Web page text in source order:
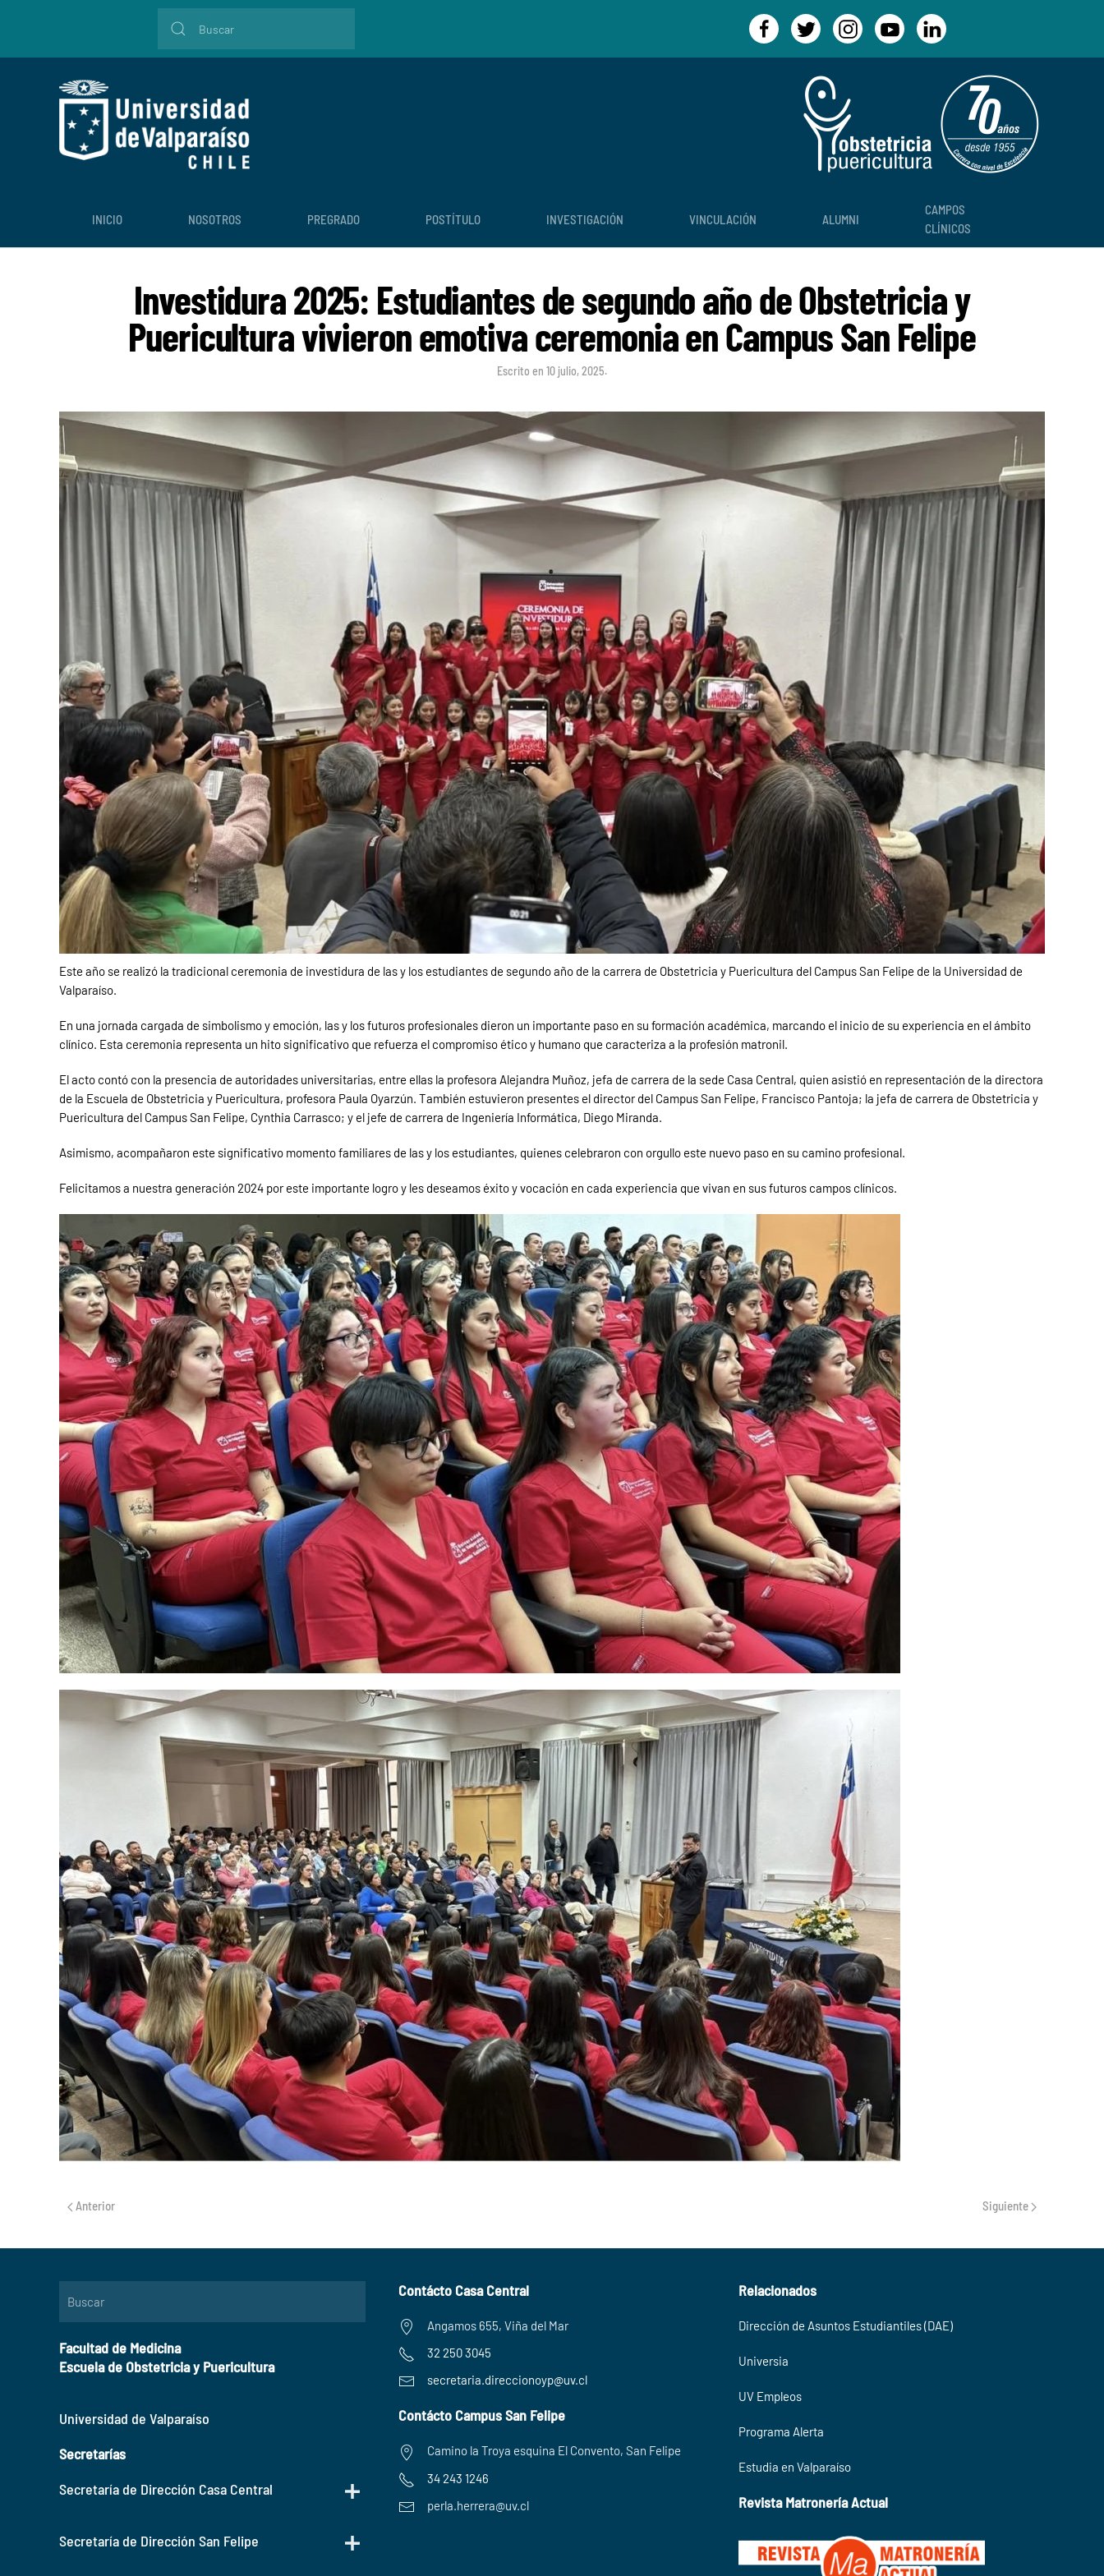
INICIO NOSOTROS PREGRADO POSTÍTULO INVESTIGACIÓN VINCULACIÓN ALUMNI
CAMPOS
CLÍNICOS
Investidura 2025: Estudiantes de segundo año de Obstetricia y
Puericultura vivieron emotiva ceremonia en Campus San Felipe
Escrito en 10 julio, 2025.
Este año se realizó la tradicional ceremonia de investidura de las y los estudiantes de segundo año de la carrera de Obstetricia y Puericultura del Campus San Felipe de la Universidad de
Valparaíso.
En una jornada cargada de simbolismo y emoción, las y los futuros profesionales dieron un importante paso en su formación académica, marcando el inicio de su experiencia en el ámbito
clínico. Esta ceremonia representa un hito significativo que refuerza el compromiso ético y humano que caracteriza a la profesión matronil.
El acto contó con la presencia de autoridades universitarias, entre ellas la profesora Alejandra Muñoz, jefa de carrera de la sede Casa Central, quien asistió en representación de la directora
de la Escuela de Obstetricia y Puericultura, profesora Paula Oyarzún. También estuvieron presentes el director del Campus San Felipe, Francisco Pantoja; la jefa de carrera de Obstetricia y
Puericultura del Campus San Felipe, Cynthia Carrasco; y el jefe de carrera de Ingeniería Informática, Diego Miranda.
Asimismo, acompañaron este significativo momento familiares de las y los estudiantes, quienes celebraron con orgullo este nuevo paso en su camino profesional.
Felicitamos a nuestra generación 2024 por este importante logro y les deseamos éxito y vocación en cada experiencia que vivan en sus futuros campos clínicos.
Anterior Siguiente
Facultad de Medicina
Escuela de Obstetricia y Puericultura
Universidad de Valparaíso
Secretarías
Secretaría de Dirección Casa Central
Secretaría de Dirección San Felipe
Contácto Casa Central
Angamos 655, Viña del Mar
32 250 3045
secretaria.direccionoyp@uv.cl
Contácto Campus San Felipe
Camino la Troya esquina El Convento, San Felipe
34 243 1246
perla.herrera@uv.cl
Relacionados
Dirección de Asuntos Estudiantiles (DAE)
Universia
UV Empleos
Programa Alerta
Estudia en Valparaíso
Revista Matronería Actual